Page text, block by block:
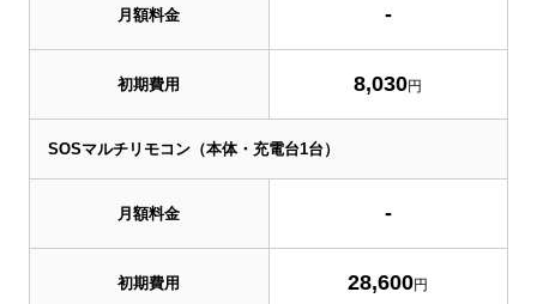
月額料金 -
初期費用 8,030円
SOSマルチリモコン（本体・充電台1台）
月額料金 -
初期費用 28,600円